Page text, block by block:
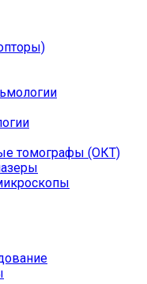
томографы (ОКТ)